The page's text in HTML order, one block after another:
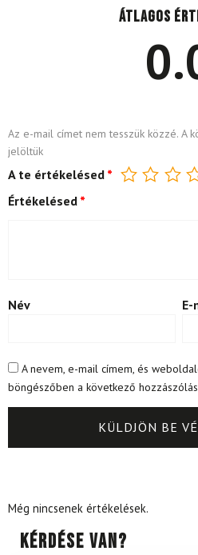
Átlagos
Az e-mail címet nem tesszük közzé. A
jelöltük
A te értékelésed *
Értékelésed *
Név
A nevem, e-mail címem, és
böngészőben a következő
Még nincsenek értékelések.
Kérdése van?